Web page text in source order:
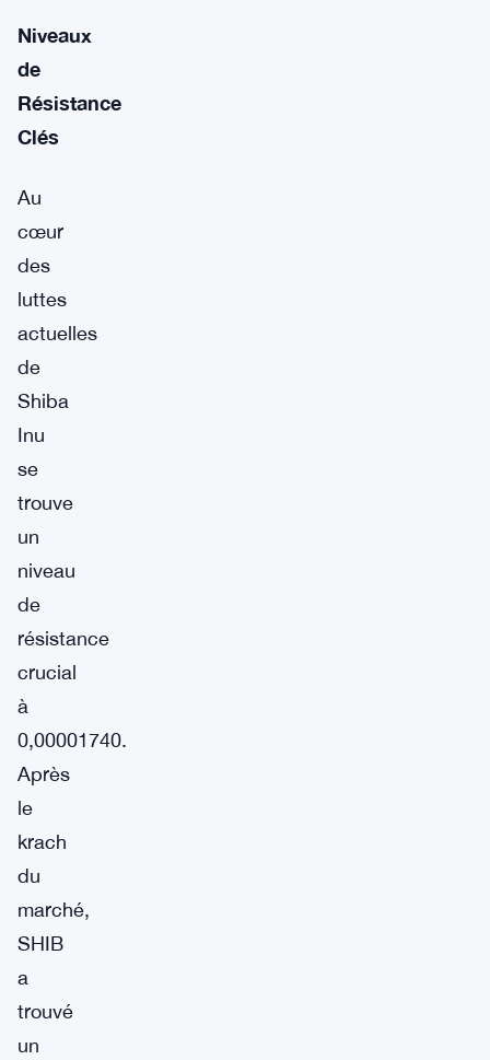
Niveaux
de
Résistance
Clés
Au
cœur
des
luttes
actuelles
de
Shiba
Inu
se
trouve
un
niveau
de
résistance
crucial
à
0,00001740.
Après
le
krach
du
marché,
SHIB
a
trouvé
un